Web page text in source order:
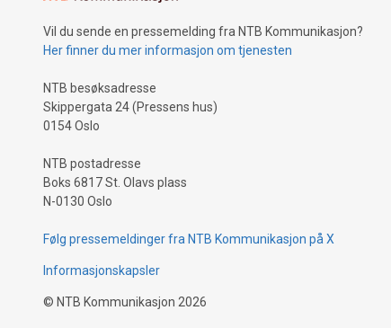
Vil du sende en pressemelding fra NTB Kommunikasjon?
Her finner du mer informasjon om tjenesten
NTB besøksadresse
Skippergata 24 (Pressens hus)
0154 Oslo
NTB postadresse
Boks 6817 St. Olavs plass
N-0130 Oslo
Følg pressemeldinger fra NTB Kommunikasjon på X
Informasjonskapsler
© NTB Kommunikasjon 2026